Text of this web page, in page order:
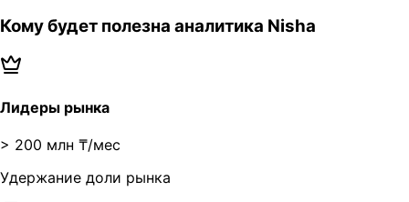
Кому будет полезна аналитика Nisha
Лидеры рынка
> 200 млн ₸/мес
Удержание доли рынка